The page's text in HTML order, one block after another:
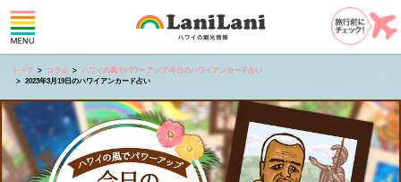
トップ コラム
ハワイの風でパワーアップ 今日のハワイアンカード占い
2023年3月19日のハワイアンカード占い